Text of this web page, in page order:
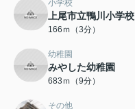
小学校
上尾市立鴨川小学校
166ｍ（3分）
幼稚園
みやした幼稚園
683ｍ（9分）
その他